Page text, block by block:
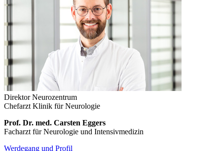
Direktor Neurozentrum
Chefarzt Klinik für Neurologie
Prof. Dr. med. Carsten Eggers
Facharzt für Neurologie und Intensivmedizin
Werdegang und Profil